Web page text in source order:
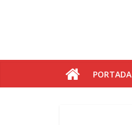
PORTADA